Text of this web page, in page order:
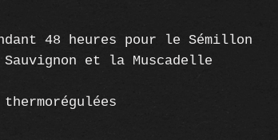
48 heures pour le Sémillon
et la Muscadelle